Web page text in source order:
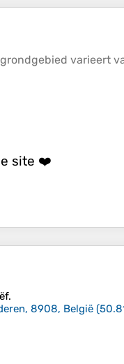
varieert
site ❤️
8908, België (